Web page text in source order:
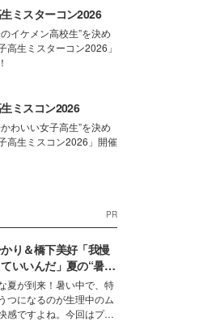
ミスターコン2026
イケメン高校生”を決め
高生ミスターコン2026」
ミスコン2026
わいい女子高生”を決め
高生ミスコン2026」開催
PR
り＆橋下美好「我慢
いいんだ」夏の“暑さ
新しい選択肢とは？
夏が到来！暑い中で、特
つになるのが生理中のム
感ですよね。今回はプラ